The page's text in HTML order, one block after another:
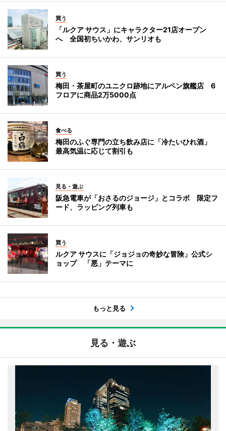
買う
「ルクア サウス」にキャラクター21店オープン
へ 全国初ちいかわ、サンリオも
買う
梅田・茶屋町のユニクロ跡地にアルペン旗艦店 6
フロアに商品2万5000点
食べる
梅田のふぐ専門の立ち飲み店に「冷たいひれ酒」
最高気温に応じて割引も
見る・遊ぶ
阪急電車が「おさるのジョージ」とコラボ 限定フ
ード、ラッピング列車も
買う
ルクア サウスに「ジョジョの奇妙な冒険」公式シ
ョップ 「悪」テーマに
もっと見る
見る・遊ぶ